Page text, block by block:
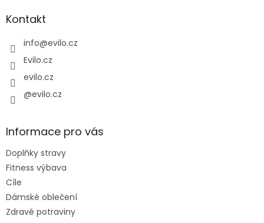
aKontakt
info@evilo.cz
Evilo.cz
evilo.cz
@evilo.cz
Informace pro vás
Doplňky stravy
Fitness výbava
Cíle
Dámské oblečení
Zdravé potraviny